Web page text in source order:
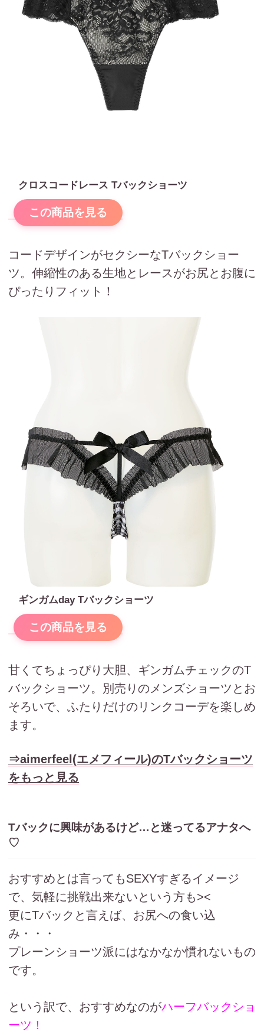
クロスコードレース Tバックショーツ
この商品を見る
コードデザインがセクシーなTバックショー
ツ。伸縮性のある生地とレースがお尻とお腹に
ぴったりフィット！
ギンガムday Tバックショーツ
この商品を見る
甘くてちょっぴり大胆、ギンガムチェックのT
バックショーツ。別売りのメンズショーツとお
そろいで、ふたりだけのリンクコーデを楽しめ
ます。
⇒aimerfeel(エメフィール)のTバックショーツ
をもっと見る
Tバックに興味があるけど…と迷ってるアナタへ
♡
おすすめとは言ってもSEXYすぎるイメージ
で、気軽に挑戦出来ないという方も><
更にTバックと言えば、お尻への食い込
み・・・
プレーンショーツ派にはなかなか慣れないもの
です。
という訳で、おすすめなのがハーフバックショ
ーツ！